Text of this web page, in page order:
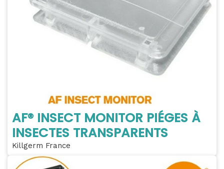
AF® INSECT MONITOR PIÉGES À
INSECTES TRANSPARENTS
Killgerm France